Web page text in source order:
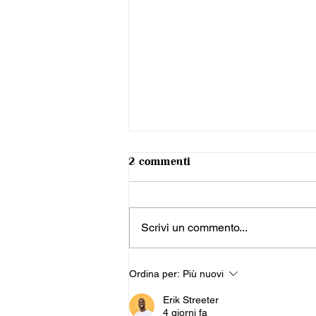
Pastiera e limoncello: il fine
2 commenti
Scrivi un commento...
Ordina per: Più nuovi
Erik Streeter
4 giorni fa